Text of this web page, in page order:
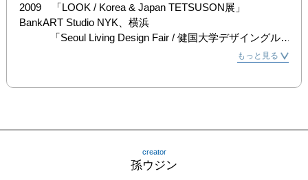
2009　「LOOK / Korea & Japan TETSUSON展」
BankART Studio NYK、横浜
「Seoul Living Design Fair / 健国大学デザイングル
2010　「Share / Korea & Japan TETSUSON展」BankART
2012　「第一回チャレンジ・アート・イン・ジャパン
2012」韓国文化院ギャラリーMI、東京
もっと見る
creator
孫ウジン